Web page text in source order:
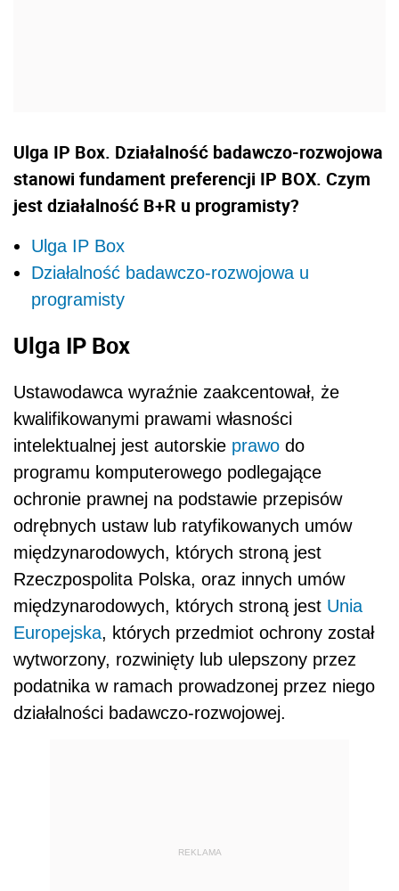
Ulga IP Box. Działalność badawczo-rozwojowa
stanowi fundament preferencji IP BOX. Czym
jest działalność B+R u programisty?
Ulga IP Box
Działalność badawczo-rozwojowa u
programisty
Ulga IP Box
Ustawodawca wyraźnie zaakcentował, że
kwalifikowanymi prawami własności
intelektualnej jest autorskie prawo do
programu komputerowego podlegające
ochronie prawnej na podstawie przepisów
odrębnych ustaw lub ratyfikowanych umów
międzynarodowych, których stroną jest
Rzeczpospolita Polska, oraz innych umów
międzynarodowych, których stroną jest Unia
Europejska, których przedmiot ochrony został
wytworzony, rozwinięty lub ulepszony przez
podatnika w ramach prowadzonej przez niego
działalności badawczo-rozwojowej.
REKLAMA